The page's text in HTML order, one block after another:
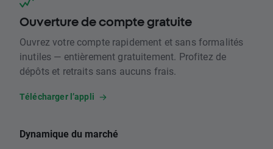
Ouverture de compte gratuite
Ouvrez votre compte rapidement et sans formalités
inutiles — entièrement gratuitement. Profitez de
dépôts et retraits sans aucuns frais.
Télécharger l’appli
Dynamique du marché